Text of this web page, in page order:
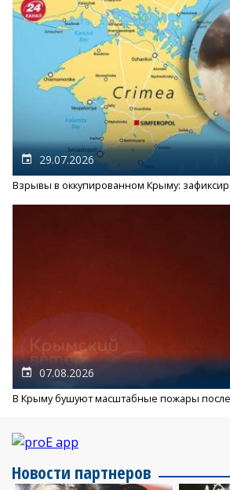
29.07.2026
Взрывы в оккупированном Крыму:
07.08.2026
В Крыму бушуют масштабные пожары
Новости партнеров